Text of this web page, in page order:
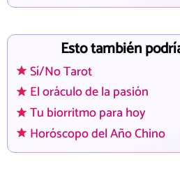
Esto también
Sí/No Tarot
El oráculo de la pasión
Tu biorritmo para hoy
Horóscopo del Año Chino